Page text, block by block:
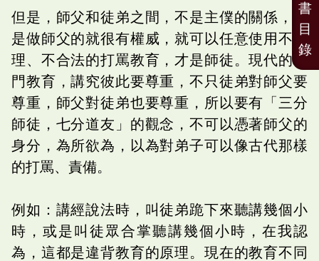
但是，師父和徒弟之間，不是主僕的關係，不
是做師父的就很有權威，就可以任意使用不合
理、不合法的打罵教育，才是師徒。現代的佛
門教育，講究彼此要尊重，不只徒弟對師父要
尊重，師父對徒弟也要尊重，所以要有「三分
師徒，七分道友」的觀念，不可以憑著師父的
身分，為所欲為，以為對弟子可以像古代那樣
的打罵、責備。
例如：講經說法時，叫徒弟跪下來聽講幾個小
時，或是叫徒眾合掌聽講幾個小時，在我認
為，這都是違背教育的原理。現在的教育不同
書
目
錄